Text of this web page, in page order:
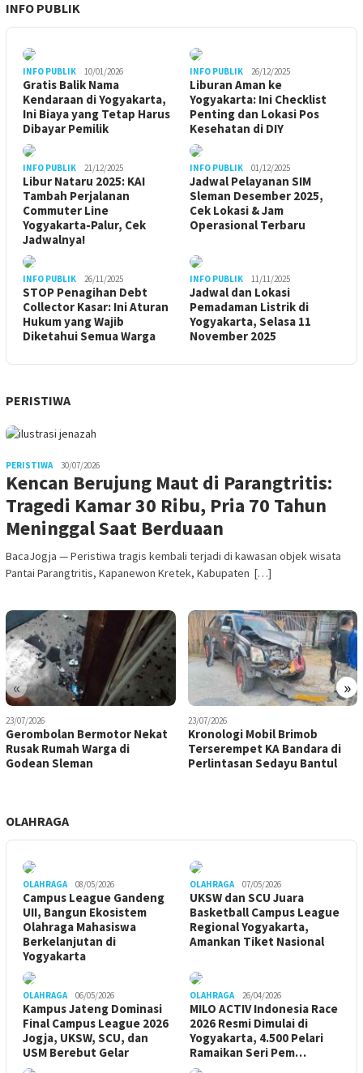
INFO PUBLIK
INFO PUBLIK 10/01/2026
Gratis Balik Nama
Kendaraan di Yogyakarta,
Ini Biaya yang Tetap Harus
Dibayar Pemilik
INFO PUBLIK 26/12/2025
Liburan Aman ke
Yogyakarta: Ini Checklist
Penting dan Lokasi Pos
Kesehatan di DIY
INFO PUBLIK 21/12/2025
Libur Nataru 2025: KAI
Tambah Perjalanan
Commuter Line
Yogyakarta-Palur, Cek
Jadwalnya!
INFO PUBLIK 01/12/2025
Jadwal Pelayanan SIM
Sleman Desember 2025,
Cek Lokasi & Jam
Operasional Terbaru
INFO PUBLIK 26/11/2025
STOP Penagihan Debt
Collector Kasar: Ini Aturan
Hukum yang Wajib
Diketahui Semua Warga
INFO PUBLIK 11/11/2025
Jadwal dan Lokasi
Pemadaman Listrik di
Yogyakarta, Selasa 11
November 2025
PERISTIWA
PERISTIWA 30/07/2026
Kencan Berujung Maut di Parangtritis:
Tragedi Kamar 30 Ribu, Pria 70 Tahun
Meninggal Saat Berduaan
BacaJogja — Peristiwa tragis kembali terjadi di kawasan objek wisata
Pantai Parangtritis, Kapanewon Kretek, Kabupaten […]
« »
23/07/2026
Gerombolan Bermotor Nekat
Rusak Rumah Warga di
Godean Sleman
23/07/2026
Kronologi Mobil Brimob
Terserempet KA Bandara di
Perlintasan Sedayu Bantul
OLAHRAGA
OLAHRAGA 08/05/2026
Campus League Gandeng
UII, Bangun Ekosistem
Olahraga Mahasiswa
Berkelanjutan di
Yogyakarta
OLAHRAGA 07/05/2026
UKSW dan SCU Juara
Basketball Campus League
Regional Yogyakarta,
Amankan Tiket Nasional
OLAHRAGA 06/05/2026
Kampus Jateng Dominasi
Final Campus League 2026
Jogja, UKSW, SCU, dan
USM Berebut Gelar
OLAHRAGA 26/04/2026
MILO ACTIV Indonesia Race
2026 Resmi Dimulai di
Yogyakarta, 4.500 Pelari
Ramaikan Seri Pem…